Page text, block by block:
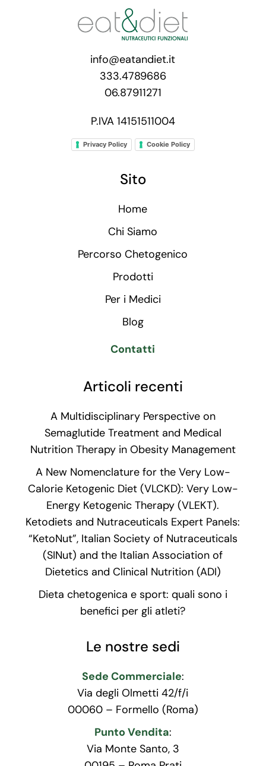
info@eatandiet.it
333.4789686
06.87911271
P.IVA 14151511004
Privacy Policy Cookie Policy
Sito
Home
Chi Siamo
Percorso Chetogenico
Prodotti
Per i Medici
Blog
Contatti
Articoli recenti
A Multidisciplinary Perspective on
Semaglutide Treatment and Medical
Nutrition Therapy in Obesity Management
A New Nomenclature for the Very Low-
Calorie Ketogenic Diet (VLCKD): Very Low-
Energy Ketogenic Therapy (VLEKT).
Ketodiets and Nutraceuticals Expert Panels:
“KetoNut”, Italian Society of Nutraceuticals
(SINut) and the Italian Association of
Dietetics and Clinical Nutrition (ADI)
Dieta chetogenica e sport: quali sono i
benefici per gli atleti?
Le nostre sedi
Sede Commerciale:
Via degli Olmetti 42/f/i
00060 – Formello (Roma)
Punto Vendita:
Via Monte Santo, 3